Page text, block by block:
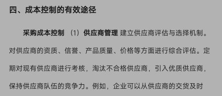
四、成本控制的有效途径
采购成本控制 （1） 供应商管理建立供应商评估与选择机制。
对供应商的资质、信誉、产品质量、价格等方面进行综合评估。定
期对现有供应商进行考核，淘汰不合格供应商，引入优质供应商，
保持供应商队伍的竞争力。例如，企业可以从供应商的交货及时